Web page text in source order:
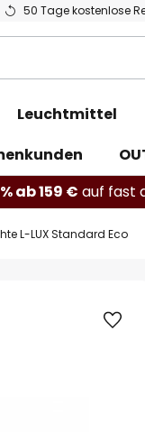
50 Tage kostenlose
Leuchtmittel
ab 159 € auf fast
L-LUX Standard Eco